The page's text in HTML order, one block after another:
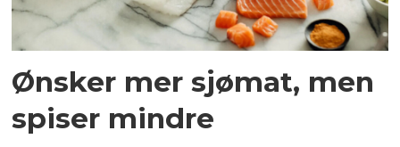
Ønsker mer sjømat, men
spiser mindre